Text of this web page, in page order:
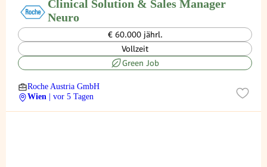
Clinical Solution & Sales Manager
Neuro
€ 60.000 jährl.
Vollzeit
Green Job
Roche Austria GmbH
Wien
| vor 5 Tagen